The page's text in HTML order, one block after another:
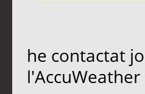
he contactat